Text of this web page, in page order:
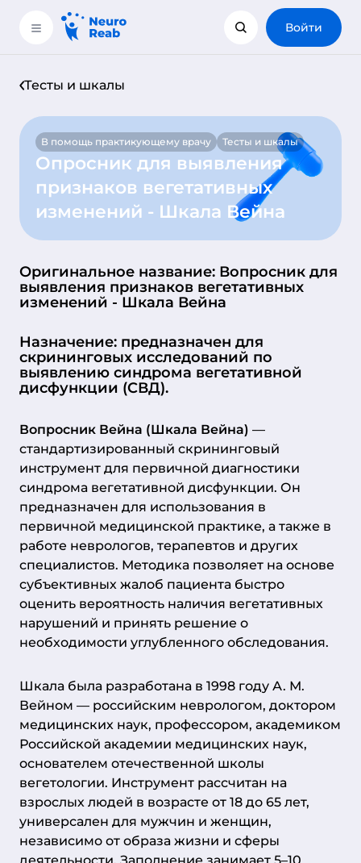
Войти
Тесты и шкалы
В помощь практикующему врачу Тесты и шкалы
Опросник для выявления
признаков вегетативных
изменений - Шкала Вейна
Оригинальное название: Вопросник для
выявления признаков вегетативных
изменений - Шкала Вейна
Назначение: предназначен для
скрининговых исследований по
выявлению синдрома вегетативной
дисфункции (СВД).
Вопросник Вейна (Шкала Вейна) —
стандартизированный скрининговый
инструмент для первичной диагностики
синдрома вегетативной дисфункции. Он
предназначен для использования в
первичной медицинской практике, а также в
работе неврологов, терапевтов и других
специалистов. Методика позволяет на основе
субъективных жалоб пациента быстро
оценить вероятность наличия вегетативных
нарушений и принять решение о
необходимости углубленного обследования.
Шкала была разработана в 1998 году А. М.
Вейном — российским неврологом, доктором
медицинских наук, профессором, академиком
Российской академии медицинских наук,
основателем отечественной школы
вегетологии. Инструмент рассчитан на
взрослых людей в возрасте от 18 до 65 лет,
универсален для мужчин и женщин,
независимо от образа жизни и сферы